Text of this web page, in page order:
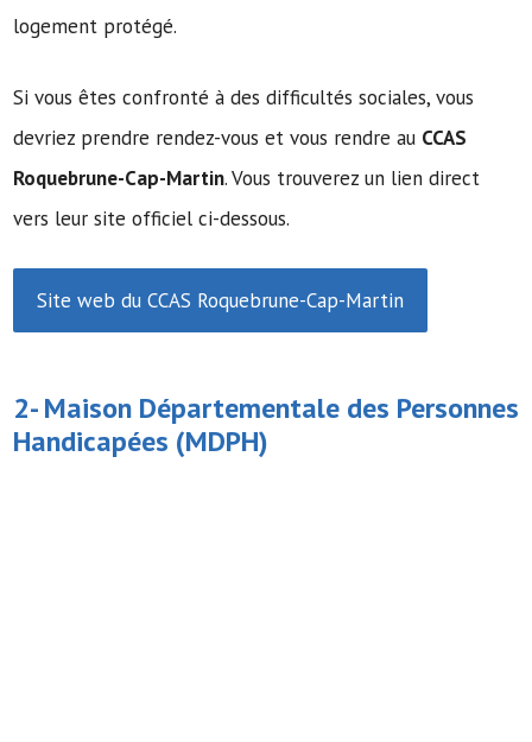
logement protégé.
Si vous êtes confronté à des difficultés sociales, vous
devriez prendre rendez-vous et vous rendre au CCAS
Roquebrune-Cap-Martin. Vous trouverez un lien direct
vers leur site officiel ci-dessous.
Site web du CCAS Roquebrune-Cap-Martin
2-Maison Départementale des Personnes
Handicapées (MDPH)